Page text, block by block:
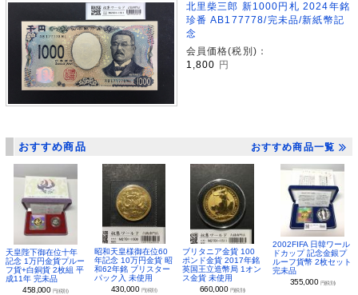
北里柴三郎 新1000円札 2024年銘
珍番 AB177778/完未品/新紙幣記
念
会員価格(税別)：
1,800
円
おすすめ商品 おすすめ商品一覧
天皇陛下御在位十年
記念 1万円金貨プルー
フ貨+白銅貨 2枚組 平
成11年 完未品
458,000 円(税別)
昭和天皇様御在位60
年記念 10万円金貨 昭
和62年銘 ブリスター
パック入 未使用
430,000 円(税別)
ブリタニア金貨 100
ポンド金貨 2017年銘
英国王立造幣局 1オン
ス金貨 未使用
660,000 円(税別)
2002FIFA 日韓ワール
ドカップ 記念金銀プ
ルーフ貨幣 2枚セット
完未品
355,000 円(税別)